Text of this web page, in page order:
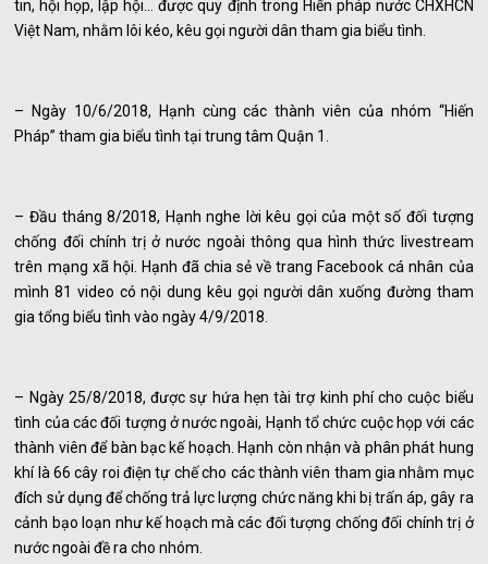
tin, hội họp, lập hội… được quy định trong Hiến pháp nước CHXHCN
Việt Nam, nhằm lôi kéo, kêu gọi người dân tham gia biểu tình.
– Ngày 10/6/2018, Hạnh cùng các thành viên của nhóm “Hiến
Pháp” tham gia biểu tình tại trung tâm Quận 1.
– Đầu tháng 8/2018, Hạnh nghe lời kêu gọi của một số đối tượng
chống đối chính trị ở nước ngoài thông qua hình thức livestream
trên mạng xã hội. Hạnh đã chia sẻ về trang Facebook cá nhân của
mình 81 video có nội dung kêu gọi người dân xuống đường tham
gia tổng biểu tình vào ngày 4/9/2018.
– Ngày 25/8/2018, được sự hứa hẹn tài trợ kinh phí cho cuộc biểu
tình của các đối tượng ở nước ngoài, Hạnh tổ chức cuộc họp với các
thành viên để bàn bạc kế hoạch. Hạnh còn nhận và phân phát hung
khí là 66 cây roi điện tự chế cho các thành viên tham gia nhằm mục
đích sử dụng để chống trả lực lượng chức năng khi bị trấn áp, gây ra
cảnh bạo loạn như kế hoạch mà các đối tượng chống đối chính trị ở
nước ngoài đề ra cho nhóm.